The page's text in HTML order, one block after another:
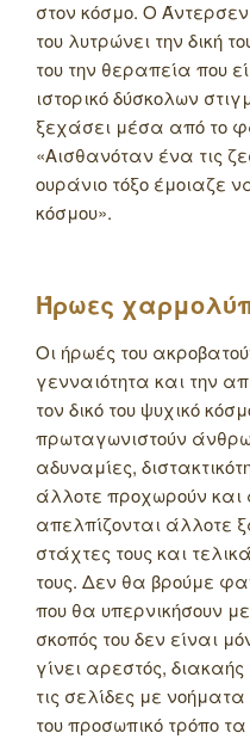
στον κόσμο. Ο
του λυτρώνει την δική
του την θεραπεία που
ιστορικό δύσκολων
ξεχάσει μέσα από το
«Αισθανόταν ένα τις
ουράνιο τόξο έμοιαζε
κόσμου».
Ήρωες
Οι ήρωές του
γενναιότητα και την
τον δικό του ψυχικό
πρωταγωνιστούν
αδυναμίες,
άλλοτε προχωρούν
απελπίζονται άλλοτε
στάχτες τους και
τους. Δεν θα βρούμε
που θα υπερνικήσουν
σκοπός του δεν είναι
γίνει αρεστός,
τις σελίδες με
του προσωπικό τρόπο